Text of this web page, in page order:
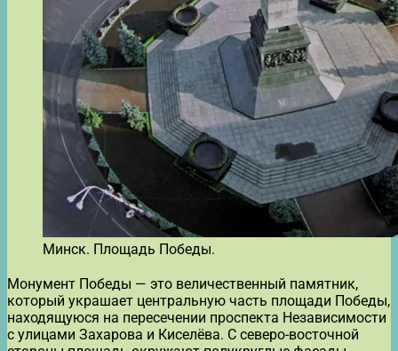
Минск. Площадь Победы.
Монумент Победы — это величественный памятник,
который украшает центральную часть площади Победы,
находящуюся на пересечении проспекта Независимости
с улицами Захарова и Киселёва. С северо-восточной